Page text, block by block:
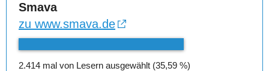
Smava
zu www.smava.de
2.414 mal von Lesern ausgewählt (35,59 %)